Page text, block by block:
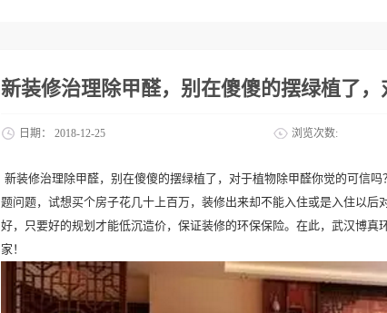
新装修治理除甲醛，别在傻傻的摆绿植了，
日期： 2018-12-25 浏览次数:
新装修治理除甲醛，别在傻傻的摆绿植了，对于植物除甲醛你觉的可信吗？
题问题，试想买个房子花几十上百万，装修出来却不能入住或是入住以
好，只要好的规划才能低沉造价，保证装修的环保保险。在此，武汉博
家！